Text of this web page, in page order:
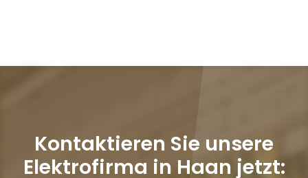
Kontaktieren Sie unsere
Elektrofirma in Haan jetzt: